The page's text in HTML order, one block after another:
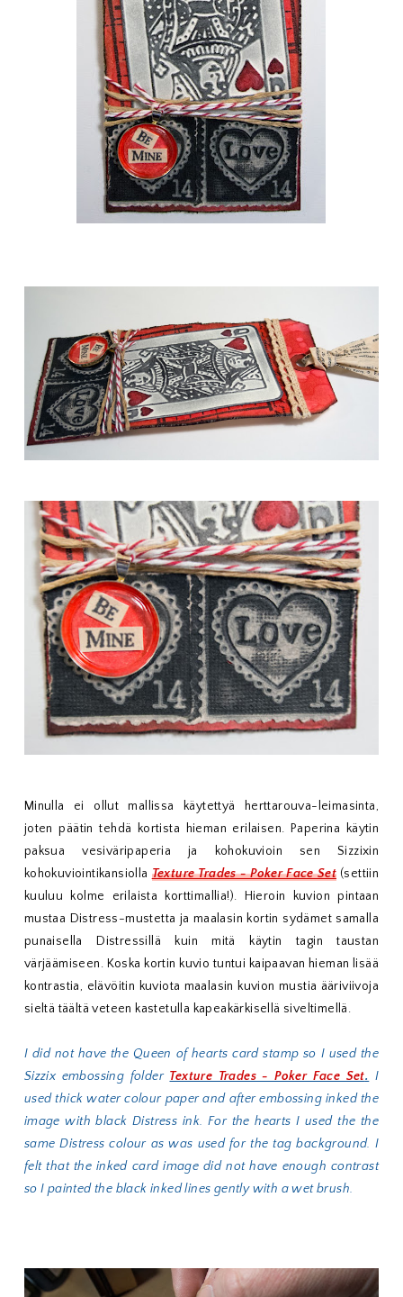
Minulla ei ollut mallissa käytettyä herttarouva-leimasinta,
joten päätin tehdä kortista hieman erilaisen. Paperina käytin
paksua vesiväripaperia ja kohokuvioin sen Sizzixin
kohokuviointikansiolla Texture Trades - Poker Face Set(settiin
kuuluu kolme erilaista korttimallia!). Hieroin kuvion pintaan
mustaa Distress-mustetta ja maalasin kortin sydämet samalla
punaisella Distressillä kuin mitä käytin tagin taustan
värjäämiseen. Koska kortin kuvio tuntui kaipaavan hieman lisää
kontrastia, elävöitin kuviota maalasin kuvion mustia ääriviivoja
sieltä täältä veteen kastetulla kapeakärkisellä siveltimellä.
I did not have the Queen of hearts card stamp so I used the
Sizzix embossing folder Texture Trades - Poker Face Set. I
used thick water colour paper and after embossing inked the
image with black Distress ink. For the hearts I used the the
same Distress colour as was used for the tag background. I
felt that the inked card image did not have enough contrast
so I painted the black inked lines gently with a wet brush.